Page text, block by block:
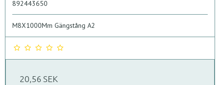
892443650
M8X1000Mm Gängstång A2
20,56 SEK